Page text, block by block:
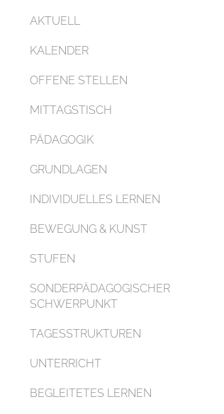
AKTUELL
KALENDER
OFFENE STELLEN
MITTAGSTISCH
PÄDAGOGIK
GRUNDLAGEN
INDIVIDUELLES LERNEN
BEWEGUNG & KUNST
STUFEN
SONDERPÄDAGOGISCHER
SCHWERPUNKT
TAGESSTRUKTUREN
UNTERRICHT
BEGLEITETES LERNEN